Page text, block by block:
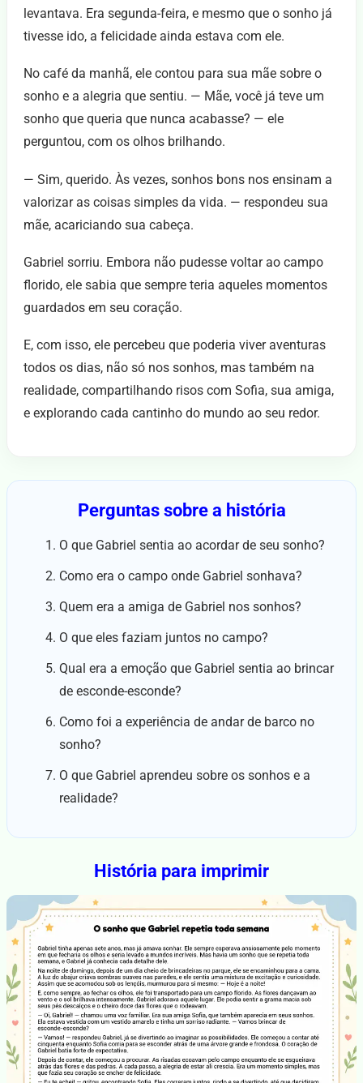
levantava. Era segunda-feira, e mesmo que o sonho já
tivesse ido, a felicidade ainda estava com ele.
No café da manhã, ele contou para sua mãe sobre o
sonho e a alegria que sentiu. — Mãe, você já teve um
sonho que queria que nunca acabasse? — ele
perguntou, com os olhos brilhando.
— Sim, querido. Às vezes, sonhos bons nos ensinam a
valorizar as coisas simples da vida. — respondeu sua
mãe, acariciando sua cabeça.
Gabriel sorriu. Embora não pudesse voltar ao campo
florido, ele sabia que sempre teria aqueles momentos
guardados em seu coração.
E, com isso, ele percebeu que poderia viver aventuras
todos os dias, não só nos sonhos, mas também na
realidade, compartilhando risos com Sofia, sua amiga,
e explorando cada cantinho do mundo ao seu redor.
Perguntas sobre a história
O que Gabriel sentia ao acordar de seu sonho?
Como era o campo onde Gabriel sonhava?
Quem era a amiga de Gabriel nos sonhos?
O que eles faziam juntos no campo?
Qual era a emoção que Gabriel sentia ao brincar
de esconde-esconde?
Como foi a experiência de andar de barco no
sonho?
O que Gabriel aprendeu sobre os sonhos e a
realidade?
História para imprimir